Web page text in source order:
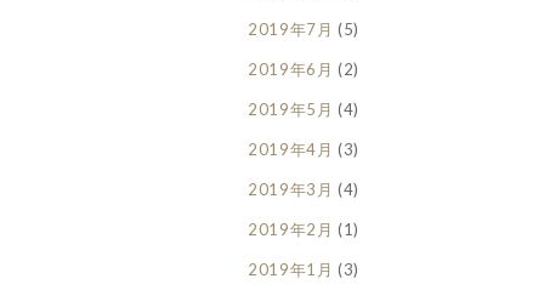
2019年7月 (5)
2019年6月 (2)
2019年5月 (4)
2019年4月 (3)
2019年3月 (4)
2019年2月 (1)
2019年1月 (3)